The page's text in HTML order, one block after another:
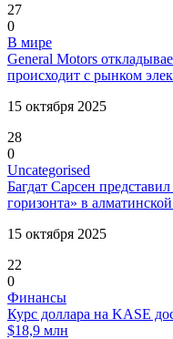
27
0
В мире
General Motors
происходит с рынком
15 октября 2025
28
0
Uncategorised
Багдат Сарсен
горизонта» в
15 октября 2025
22
0
Финансы
Курс доллара на KASE
$18,9 млн